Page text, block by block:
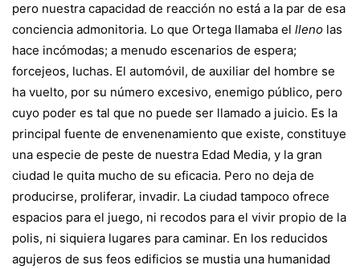
pero nuestra capacidad de reacción no está a la par de esa
conciencia admonitoria. Lo que Ortega llamaba el lleno las
hace incómodas; a menudo escenarios de espera;
forcejeos, luchas. El automóvil, de auxiliar del hombre se
ha vuelto, por su número excesivo, enemigo público, pero
cuyo poder es tal que no puede ser llamado a juicio. Es la
principal fuente de envenenamiento que existe, constituye
una especie de peste de nuestra Edad Media, y la gran
ciudad le quita mucho de su eficacia. Pero no deja de
producirse, proliferar, invadir. La ciudad tampoco ofrece
espacios para el juego, ni recodos para el vivir propio de la
polis, ni siquiera lugares para caminar. En los reducidos
agujeros de sus feos edificios se mustia una humanidad